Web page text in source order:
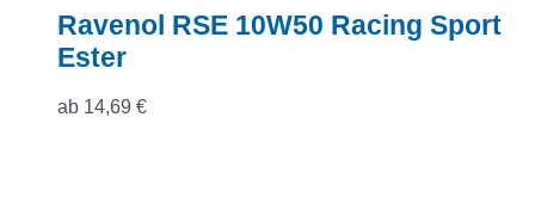
Ravenol RSE 10W50 Racing Sport
Ester
ab 14,69 €